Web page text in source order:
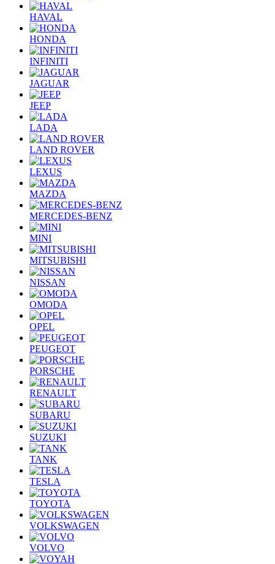
HAVAL
HONDA
INFINITI
JAGUAR
JEEP
LADA
LAND ROVER
LEXUS
MAZDA
MERCEDES-BENZ
MINI
MITSUBISHI
NISSAN
OMODA
OPEL
PEUGEOT
PORSCHE
RENAULT
SUBARU
SUZUKI
TANK
TESLA
TOYOTA
VOLKSWAGEN
VOLVO